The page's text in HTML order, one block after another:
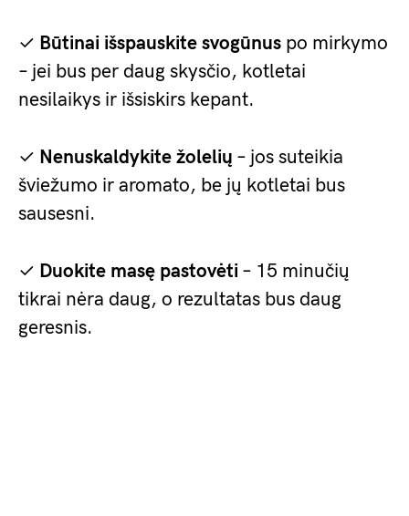
✓ Būtinai išspauskite svogūnus po mirkymo
– jei bus per daug skysčio, kotletai
nesilaikys ir išsiskirs kepant.
✓ Nenuskaldykite žolelių – jos suteikia
šviežumo ir aromato, be jų kotletai bus
sausesni.
✓ Duokite masę pastovėti – 15 minučių
tikrai nėra daug, o rezultatas bus daug
geresnis.